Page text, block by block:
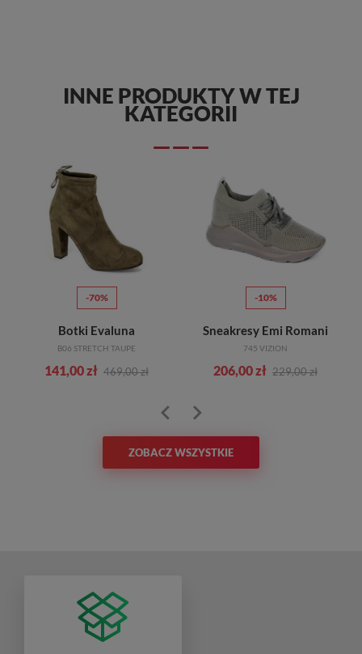
INNE PRODUKTY W TEJ
KATEGORII
-70%
Botki Evaluna
B06 STRETCH TAUPE
141,00 zł 469,00 zł
-10%
Sneakresy Emi Romani
745 VIZION
206,00 zł 229,00 zł
ZOBACZ WSZYSTKIE